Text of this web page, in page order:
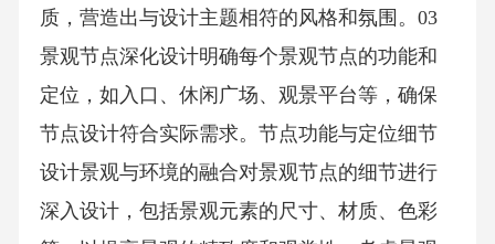
质，营造出与设计主题相符的风格和氛围。03
景观节点深化设计明确每个景观节点的功能和
定位，如入口、休闲广场、观景平台等，确保
节点设计符合实际需求。节点功能与定位细节
设计景观与环境的融合对景观节点的细节进行
深入设计，包括景观元素的尺寸、材质、色彩